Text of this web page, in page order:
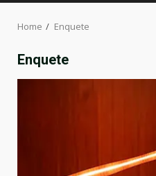
Home Enquete
Enquete